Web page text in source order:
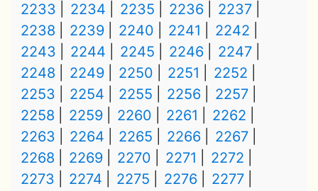
2233
2234 2235 2236
2237
2238
2239 2240 2241
2242
2243
2244 2245 2246
2247
2248
2249 2250 2251
2252
2253
2254 2255 2256
2257
2258
2259 2260 2261
2262
2263
2264 2265 2266
2267
2268
2269 2270 2271
2272
2273
2274 2275 2276
2277